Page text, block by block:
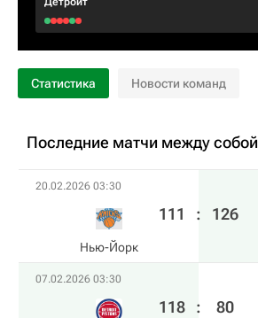
Статистика Новости команд
Последние матчи между собой
20.02.2026 03:30
Нью-Йорк
111 : 126
07.02.2026 03:30
118 : 80